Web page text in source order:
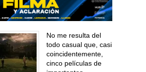
No me resulta del
todo casual que, casi
coincidentemente,
cinco películas de